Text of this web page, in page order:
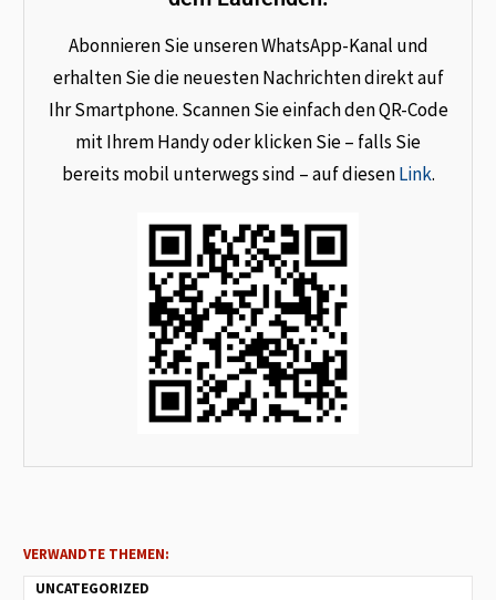
Abonnieren Sie unseren WhatsApp-Kanal und
erhalten Sie die neuesten Nachrichten direkt auf
Ihr Smartphone. Scannen Sie einfach den QR-Code
mit Ihrem Handy oder klicken Sie – falls Sie
bereits mobil unterwegs sind – auf diesenLink.
VERWANDTE THEMEN:
UNCATEGORIZED